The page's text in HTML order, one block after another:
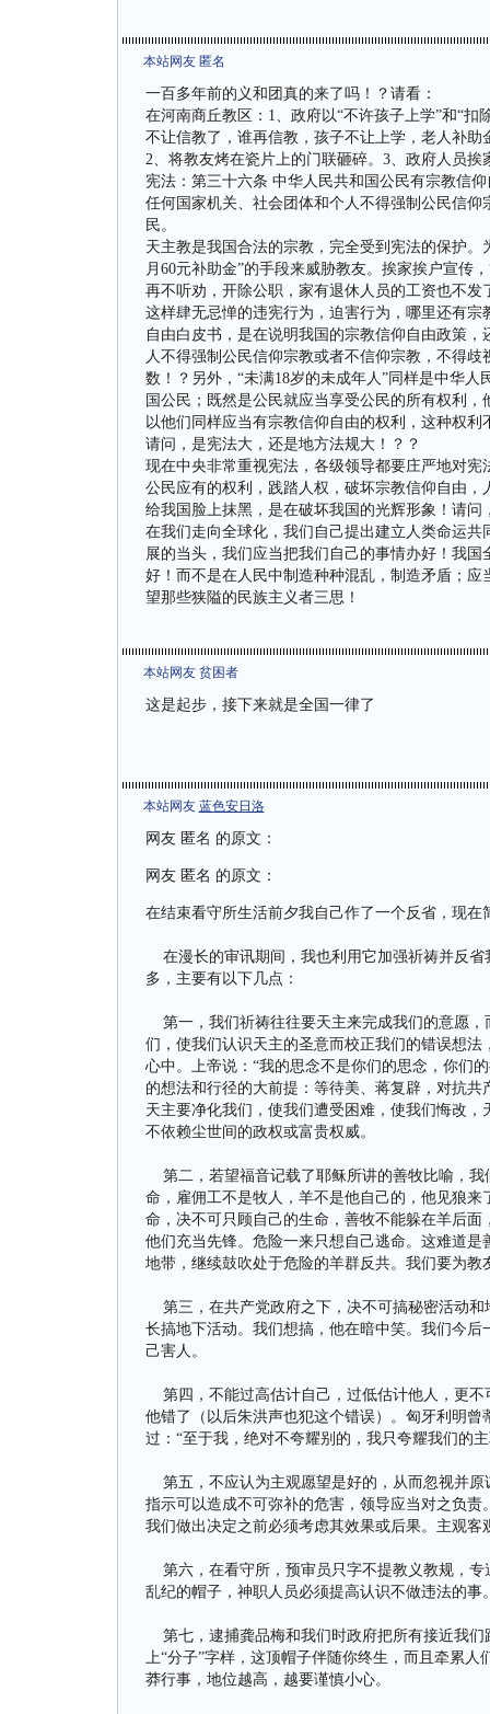
本站网友 匿名
一百多年前的义和团真的来了吗！？请看：
在河南商丘教区：1、政府以“不许孩子上学”和“
不让信教了，谁再信教，孩子不让上学，老人补
2、将教友烤在瓷片上的门联砸碎。3、政府人员挨
宪法：第三十六条 中华人民共和国公民有宗教信仰
任何国家机关、社会团体和个人不得强制公民信
民。
天主教是我国合法的宗教，完全受到宪法的保护
月60元补助金”的手段来威胁教友。挨家挨户宣传
再不听劝，开除公职，家有退休人员的工资也不
这样肆无忌惮的违宪行为，迫害行为，哪里还有
自由白皮书，是在说明我国的宗教信仰自由政策
人不得强制公民信仰宗教或者不信仰宗教，不得
数！？另外，“未满18岁的未成年人”同样是中华
国公民；既然是公民就应当享受公民的所有权利
以他们同样应当有宗教信仰自由的权利，这种权
请问，是宪法大，还是地方法规大！？？
现在中央非常重视宪法，各级领导都要庄严地对
公民应有的权利，践踏人权，破坏宗教信仰自由
给我国脸上抹黑，是在破坏我国的光辉形象！请
在我们走向全球化，我们自己提出建立人类命运
展的当头，我们应当把我们自己的事情办好！我
好！而不是在人民中制造种种混乱，制造矛盾；
望那些狭隘的民族主义者三思！
本站网友 贫困者
这是起步，接下来就是全国一律了
本站网友 蓝色安日洛
网友 匿名 的原文：
网友 匿名 的原文：
在结束看守所生活前夕我自己作了一个反省，现在
在漫长的审讯期间，我也利用它加强祈祷并反省
多，主要有以下几点：
第一，我们祈祷往往要天主来完成我们的意愿，
们，使我们认识天主的圣意而校正我们的错误想
心中。上帝说：“我的思念不是你们的思念，你们
的想法和行径的大前提：等待美、蒋复辟，对抗
天主要净化我们，使我们遭受困难，使我们悔改
不依赖尘世间的政权或富贵权威。
第二，若望福音记载了耶稣所讲的善牧比喻，我
命，雇佣工不是牧人，羊不是他自己的，他见狼
命，决不可只顾自己的生命，善牧不能躲在羊后
他们充当先锋。危险一来只想自己逃命。这难道
地带，继续鼓吹处于危险的羊群反共。我们要为教
第三，在共产党政府之下，决不可搞秘密活动和
长搞地下活动。我们想搞，他在暗中笑。我们今
己害人。
第四，不能过高估计自己，过低估计他人，更不
他错了（以后朱洪声也犯这个错误）。匈牙利明
过：“至于我，绝对不夸耀别的，我只夸耀我们的
第五，不应认为主观愿望是好的，从而忽视并原
指示可以造成不可弥补的危害，领导应当对之负
我们做出决定之前必须考虑其效果或后果。主观客
第六，在看守所，预审员只字不提教义教规，专
乱纪的帽子，神职人员必须提高认识不做违法的事
第七，逮捕龚品梅和我们时政府把所有接近我们
上“分子”字样，这顶帽子伴随你终生，而且牵累
莽行事，地位越高，越要谨慎小心。